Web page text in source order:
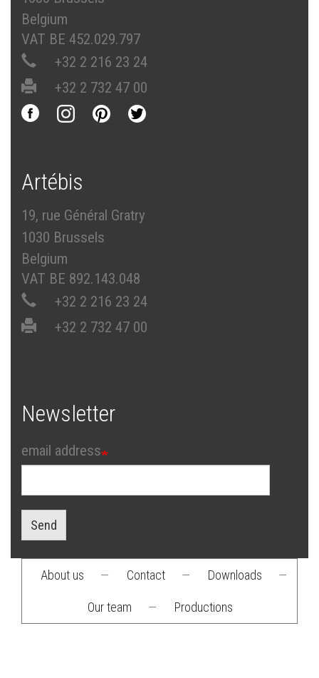
Belgium
VAT BE 452.029.797
+32 2 216 23 24
+32 2 732 47 00
Artébis
19, rue Général Gratry
1030 Brussels
Belgium
VAT BE 892.143.048
+32 2 216 23 24
+32 2 732 47 00
Newsletter
email address
Send
menu
About us — Contact — Downloads —
Our team — Productions